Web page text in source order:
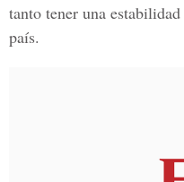
tanto tener una
país.